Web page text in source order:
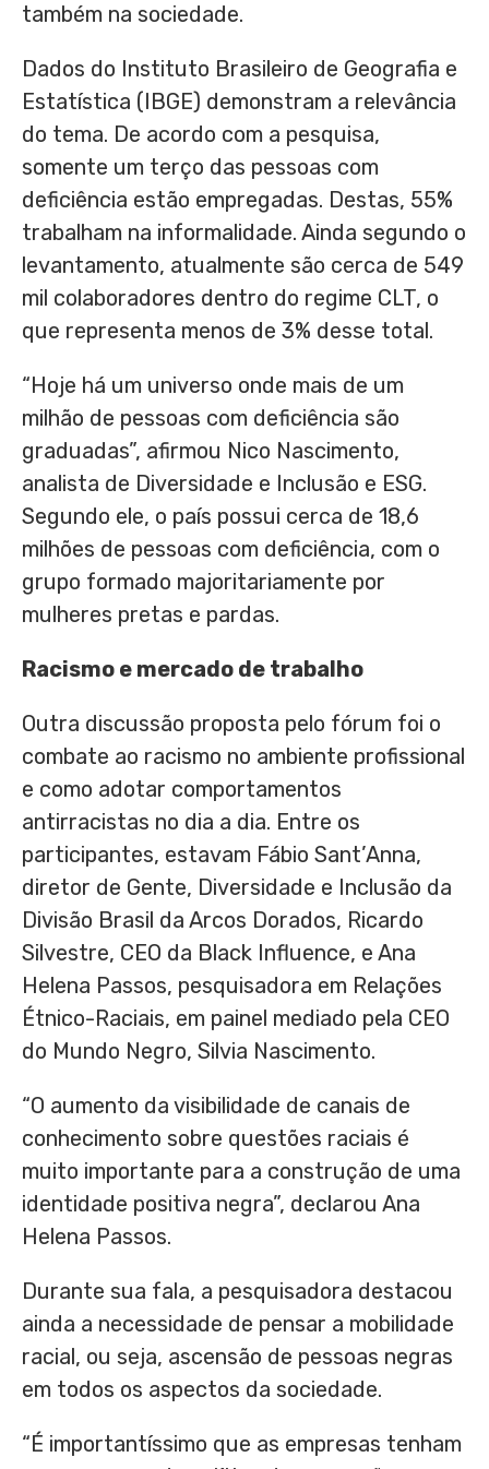
também na sociedade.
Dados do Instituto Brasileiro de Geografia e
Estatística (IBGE) demonstram a relevância
do tema. De acordo com a pesquisa,
somente um terço das pessoas com
deficiência estão empregadas. Destas, 55%
trabalham na informalidade. Ainda segundo o
levantamento, atualmente são cerca de 549
mil colaboradores dentro do regime CLT, o
que representa menos de 3% desse total.
“Hoje há um universo onde mais de um
milhão de pessoas com deficiência são
graduadas”, afirmou Nico Nascimento,
analista de Diversidade e Inclusão e ESG.
Segundo ele, o país possui cerca de 18,6
milhões de pessoas com deficiência, com o
grupo formado majoritariamente por
mulheres pretas e pardas.
Racismo e mercado de trabalho
Outra discussão proposta pelo fórum foi o
combate ao racismo no ambiente profissional
e como adotar comportamentos
antirracistas no dia a dia. Entre os
participantes, estavam Fábio Sant’Anna,
diretor de Gente, Diversidade e Inclusão da
Divisão Brasil da Arcos Dorados, Ricardo
Silvestre, CEO da Black Influence, e Ana
Helena Passos, pesquisadora em Relações
Étnico-Raciais, em painel mediado pela CEO
do Mundo Negro, Silvia Nascimento.
“O aumento da visibilidade de canais de
conhecimento sobre questões raciais é
muito importante para a construção de uma
identidade positiva negra”, declarou Ana
Helena Passos.
Durante sua fala, a pesquisadora destacou
ainda a necessidade de pensar a mobilidade
racial, ou seja, ascensão de pessoas negras
em todos os aspectos da sociedade.
“É importantíssimo que as empresas tenham